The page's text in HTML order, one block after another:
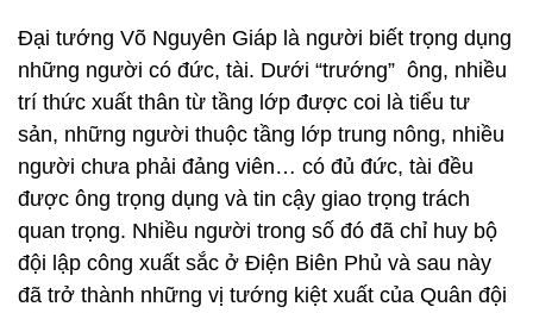
Đại tướng Võ Nguyên Giáp là người biết trọng dụng
những người có đức, tài. Dưới “trướng” ông, nhiều
trí thức xuất thân từ tầng lớp được coi là tiểu tư
sản, những người thuộc tầng lớp trung nông, nhiều
người chưa phải đảng viên… có đủ đức, tài đều
được ông trọng dụng và tin cậy giao trọng trách
quan trọng. Nhiều người trong số đó đã chỉ huy bộ
đội lập công xuất sắc ở Điện Biên Phủ và sau này
đã trở thành những vị tướng kiệt xuất của Quân đội